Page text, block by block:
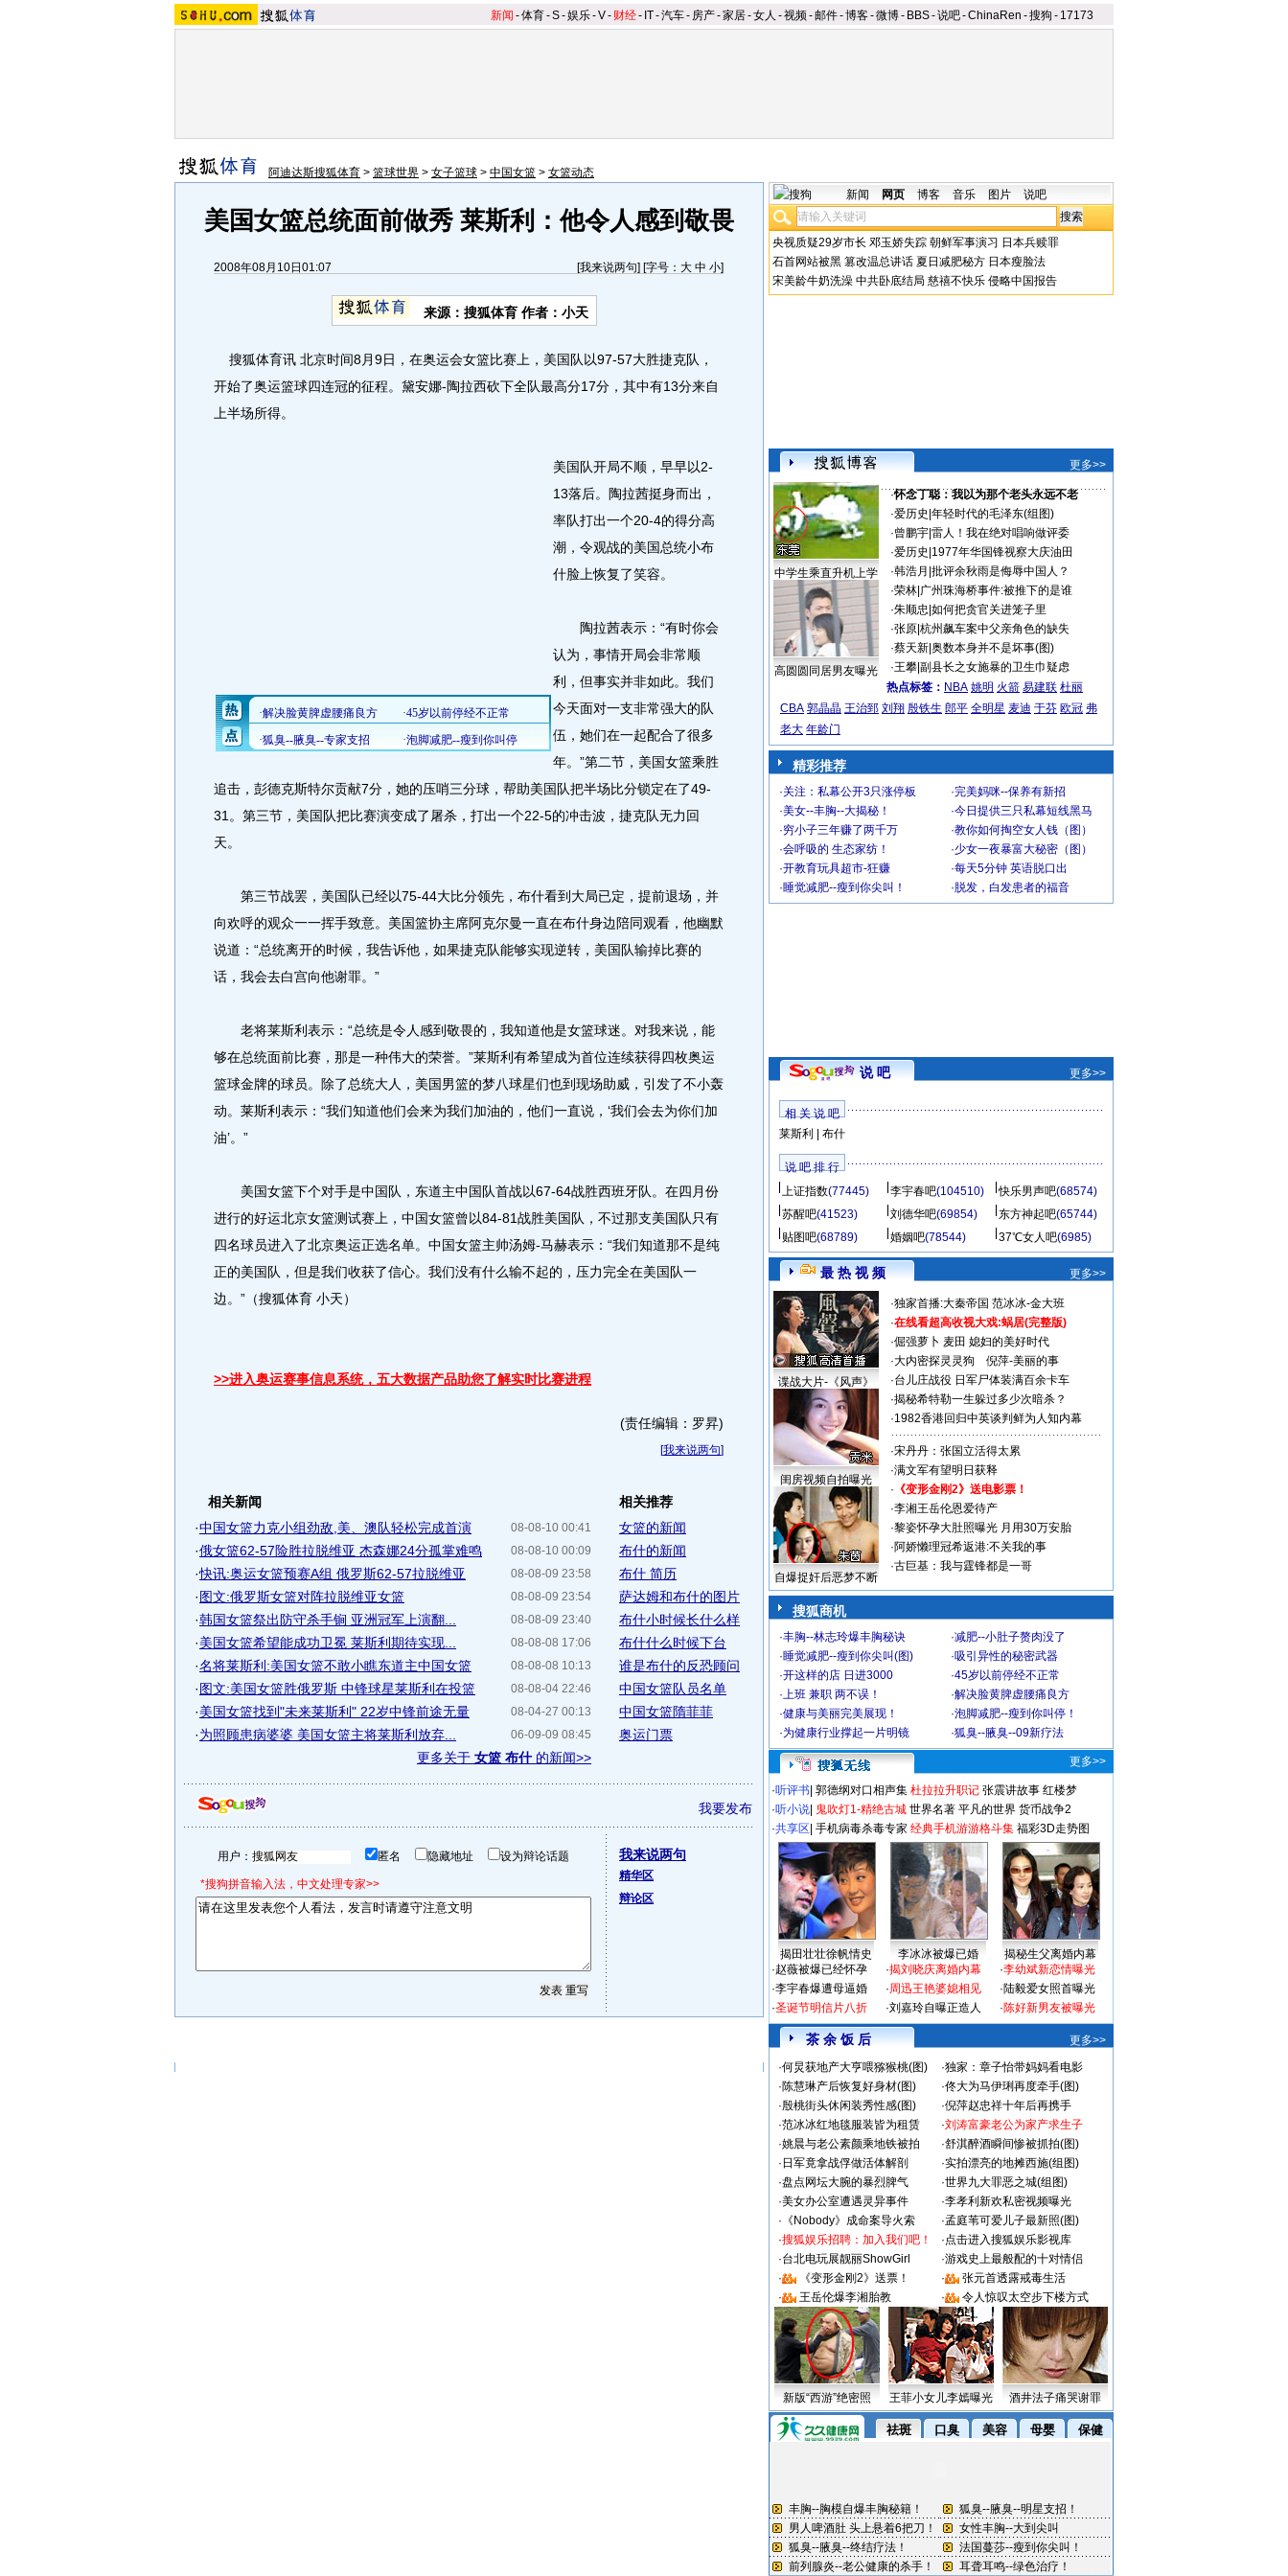
新闻 -体育-S-娱乐-V- 财经- IT-汽车- 房产-家居-女人 -视频-邮件-博客-微博- BBS-说吧-ChinaRen -搜狗 - 17173
阿迪达斯搜狐体育 > 篮球世界 > 女子篮球 > 中国女篮 > 女篮动态
美国女篮总统面前做秀 莱斯利：他令人感到敬畏
2008年08月10日01:07 [我来说两句] [字号： 大 中 小]
来源：搜狐体育 作者：小天
搜狐体育讯 北京时间8月9日，在奥运会女篮比赛上，美国队以97-57大胜捷克队，
开始了奥运篮球四连冠的征程。黛安娜-陶拉西砍下全队最高分17分，其中有13分来自
上半场所得。
美国队开局不顺，早早以2-
13落后。陶拉茜挺身而出，
率队打出一个20-4的得分高
潮，令观战的美国总统小布
什脸上恢复了笑容。
陶拉茜表示：“有时你会
认为，事情开局会非常顺
利，但事实并非如此。我们
今天面对一支非常强大的队
伍，她们在一起配合了很多
年。”第二节，美国女篮乘胜
追击，彭德克斯特尔贡献7分，她的压哨三分球，帮助美国队把半场比分锁定在了49-
31。第三节，美国队把比赛演变成了屠杀，打出一个22-5的冲击波，捷克队无力回
天。
第三节战罢，美国队已经以75-44大比分领先，布什看到大局已定，提前退场，并
向欢呼的观众一一挥手致意。美国篮协主席阿克尔曼一直在布什身边陪同观看，他幽默
说道：“总统离开的时候，我告诉他，如果捷克队能够实现逆转，美国队输掉比赛的
话，我会去白宫向他谢罪。”
老将莱斯利表示：“总统是令人感到敬畏的，我知道他是女篮球迷。对我来说，能
够在总统面前比赛，那是一种伟大的荣誉。”莱斯利有希望成为首位连续获得四枚奥运
篮球金牌的球员。除了总统大人，美国男篮的梦八球星们也到现场助威，引发了不小轰
动。莱斯利表示：“我们知道他们会来为我们加油的，他们一直说，‘我们会去为你们加
油’。”
美国女篮下个对手是中国队，东道主中国队首战以67-64战胜西班牙队。在四月份
进行的好运北京女篮测试赛上，中国女篮曾以84-81战胜美国队，不过那支美国队只有
四名球员进入了北京奥运正选名单。中国女篮主帅汤姆-马赫表示：“我们知道那不是纯
正的美国队，但是我们收获了信心。我们没有什么输不起的，压力完全在美国队一
边。”（搜狐体育 小天）
>>进入奥运赛事信息系统，五大数据产品助您了解实时比赛进程
(责任编辑：罗昇)
[我来说两句]
相关新闻
08-08-10 00:41
·中国女篮力克小组劲敌,美、澳队轻松完成首演
08-08-10 00:09
·俄女篮62-57险胜拉脱维亚 杰森娜24分孤掌难鸣
08-08-09 23:58
·快讯:奥运女篮预赛A组 俄罗斯62-57拉脱维亚
08-08-09 23:54
·图文:俄罗斯女篮对阵拉脱维亚女篮
08-08-09 23:40
·韩国女篮祭出防守杀手锏 亚洲冠军上演翻...
08-08-08 17:06
·美国女篮希望能成功卫冕 莱斯利期待实现...
08-08-08 10:13
·名将莱斯利:美国女篮不敢小瞧东道主中国女篮
08-08-04 22:46
·图文:美国女篮胜俄罗斯 中锋球星莱斯利在投篮
08-04-27 00:13
·美国女篮找到"未来莱斯利" 22岁中锋前途无量
06-09-09 08:45
·为照顾患病婆婆 美国女篮主将莱斯利放弃...
更多关于 女篮 布什 的新闻>>
相关推荐
女篮的新闻
布什的新闻
布什 简历
萨达姆和布什的图片
布什小时候长什么样
布什什么时候下台
谁是布什的反恐顾问
中国女篮队员名单
中国女篮隋菲菲
奥运门票
我要发布
用户： 匿名 隐藏地址 设为辩论话题
*搜狗拼音输入法，中文处理专家>>
我来说两句
精华区
辩论区
新闻 网页 博客 音乐 图片 说吧
央视质疑29岁市长 邓玉娇失踪 朝鲜军事演习 日本兵赎罪
石首网站被黑 篡改温总讲话 夏日减肥秘方 日本瘦脸法
宋美龄牛奶洗澡 中共卧底结局 慈禧不快乐 侵略中国报告
更多>>
中学生乘直升机上学
高圆圆同居男友曝光
·怀念丁聪：我以为那个老头永远不老
·爱历史 年轻时代的毛泽东(组图)
·曾鹏宇| 雷人！我在绝对唱响做评委
·爱历史 1977年华国锋视察大庆油田
·韩浩月 批评余秋雨是侮辱中国人？
·荣林| 广州珠海桥事件:被推下的是谁
·朱顺忠 如何把贪官关进笼子里
·张原| 杭州飙车案中父亲角色的缺失
·蔡天新| 奥数本身并不是坏事(图)
·王攀| 副县长之女施暴的卫生巾疑虑
热点标签： NBA 姚明 火箭 易建联 杜丽
CBA 郭晶晶 王治郅 刘翔 殷铁生 郎平 全明星 麦迪 于芬 欧冠 弗
老大 年龄门
精彩推荐
·关注：私幕公开3只涨停板 ·完美妈咪--保养有新招
·美女--丰胸--大揭秘！ ·今日提供三只私幕短线黑马
·穷小子三年赚了两千万 ·教你如何掏空女人钱（图）
·会呼吸的 生态家纺！ ·少女一夜暴富大秘密（图）
·开教育玩具超市-狂赚 ·每天5分钟 英语脱口出
·睡觉减肥--瘦到你尖叫！ · 脱发，白发患者的福音
说 吧 更多>>
相 关 说 吧
莱斯利
布什
说 吧 排 行
上证指数(77445) 李宇春吧(104510) 快乐男声吧(68574)
苏醒吧(41523) 刘德华吧(69854) 东方神起吧(65744)
贴图吧(68789) 婚姻吧(78544) 37℃女人吧(6985)
最 热 视 频 更多>>
谍战大片-《风声》
闺房视频自拍曝光
自爆捉奸后恶梦不断
·独家首播:大秦帝国 范冰冰-金大班
·在线看超高收视大戏:蜗居(完整版)
·倔强萝卜 麦田 媳妇的美好时代
·大内密探灵灵狗
倪萍-美丽的事
·台儿庄战役 日军尸体装满百余卡车
·揭秘希特勒一生躲过多少次暗杀？
·1982香港回归中英谈判鲜为人知内幕
·宋丹丹：张国立活得太累
·满文军有望明日获释
· 《变形金刚2》送电影票！
·李湘王岳伦恩爱待产
·黎姿怀孕大肚照曝光 月用30万安胎
·阿娇懒理冠希返港:不关我的事
·古巨基：我与霆锋都是一哥
搜狐商机
·丰胸--林志玲爆丰胸秘诀 ·减肥--小肚子赘肉没了
·睡觉减肥--瘦到你尖叫(图) ·吸引异性的秘密武器
·开这样的店 日进3000 ·45岁以前停经不正常
·上班 兼职 两不误！ ·解决脸黄脾虚腰痛良方
·健康与美丽完美展现！ ·泡脚减肥--瘦到你叫停！
·为健康行业撑起一片明镜 ·狐臭--腋臭--09新疗法
更多>>
·听评书 郭德纲对口相声集 杜拉拉升职记 张震讲故事 红楼梦
·听小说 鬼吹灯1-精绝古城 世界名著 平凡的世界 货币战争2
·共享区 手机病毒杀毒专家 经典手机游游格斗集 福彩3D走势图
揭田壮壮徐帆情史 李冰冰被爆已婚
揭秘生父离婚内幕
·赵薇被爆已经怀孕
·李宇春爆遭母逼婚
·圣诞节明信片八折
·揭刘晓庆离婚内幕
·周迅王艳婆媳相见
·刘嘉玲自曝正造人
·李幼斌新恋情曝光
·陆毅爱女照首曝光
·陈好新男友被曝光
茶 余 饭 后
更多>>
·何炅获地产大亨喂猕猴桃(图) ·独家：章子怡带妈妈看电影
·陈慧琳产后恢复好身材(图) ·佟大为马伊琍再度牵手(图)
·殷桃街头休闲装秀性感(图) ·倪萍赵忠祥十年后再携手
·范冰冰红地毯服装皆为租赁 ·刘涛富豪老公为家产求生子
·姚晨与老公素颜乘地铁被拍 ·舒淇醉酒瞬间惨被抓拍(图)
· 日军竟拿战俘做活体解剖 ·实拍漂亮的地摊西施(组图)
·盘点网坛大腕的暴烈脾气 ·世界九大罪恶之城(组图)
·美女办公室遭遇灵异事件 ·李孝利新欢私密视频曝光
· 《Nobody》成命案导火索 ·孟庭苇可爱儿子最新照(图)
·搜狐娱乐招聘：加入我们吧！ ·点击进入搜狐娱乐影视库
·台北电玩展靓丽ShowGirl ·游戏史上最般配的十对情侣
·
《变形金刚2》送票！ ·
张元首透露戒毒生活
·
王岳伦爆李湘胎教 · 令人惊叹太空步下楼方式
新版“西游”绝密照 王菲小女儿李嫣曝光 酒井法子痛哭谢罪